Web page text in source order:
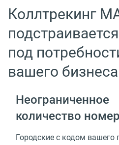
Коллтрекинг
подстраивается
под
вашего бизнеса
Неограниченное
количество
Городские с кодом